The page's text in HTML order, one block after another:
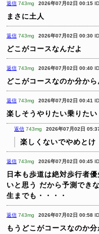
返信 743mg 2026年07月02日 00:15
まさに土人
返信 743mg 2026年07月02日 00:30
どこがコースなんだよ
返信 743mg 2026年07月02日 00:40
どこがコースなのか分から
返信 743mg 2026年07月02日 00:41
楽しそうやりたい乗りたい
返信 743mg 2026年07月02日
楽しくないでやめとけ
返信 743mg 2026年07月02日 00:45
日本も歩道は絶対歩行者
いと思う
だから予測でき
生までも・・・・
返信 743mg 2026年07月02日 00:58
もうどこがコースなのか